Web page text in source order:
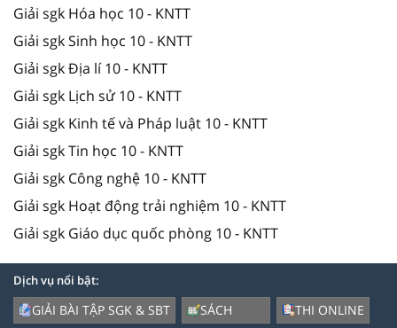
Giải sgk Hóa học 10 - KNTT
Giải sgk Sinh học 10 - KNTT
Giải sgk Địa lí 10 - KNTT
Giải sgk Lịch sử 10 - KNTT
Giải sgk Kinh tế và Pháp luật 10 - KNTT
Giải sgk Tin học 10 - KNTT
Giải sgk Công nghệ 10 - KNTT
Giải sgk Hoạt động trải nghiệm 10 - KNTT
Giải sgk Giáo dục quốc phòng 10 - KNTT
Dịch vụ nổi bật:
GIẢI BÀI TẬP SGK & SBT
SÁCH
THI ONLINE